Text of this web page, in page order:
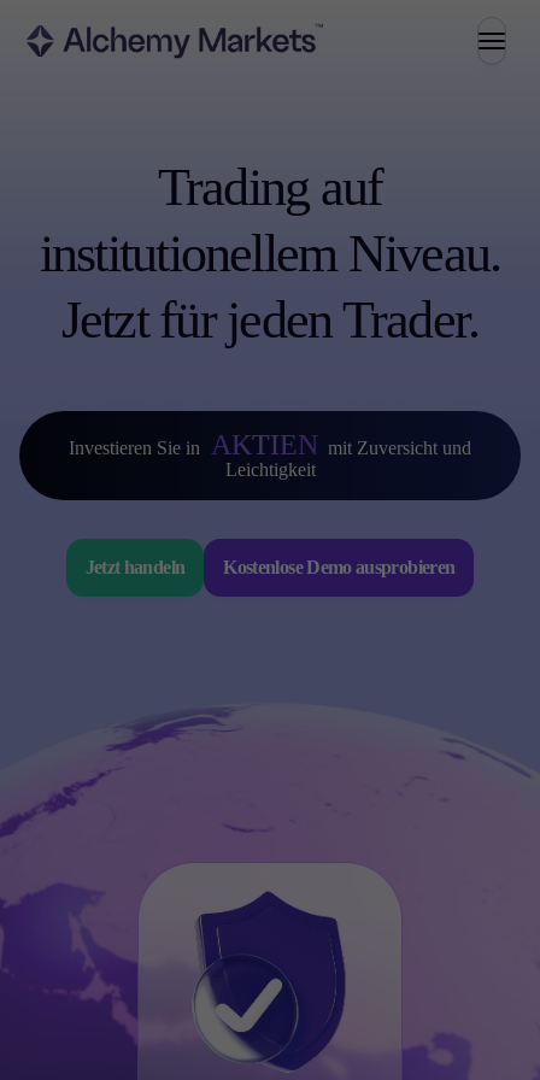
Forex
Aktien
Rohstoffe
Investieren
Institutionell
Copy Trading
Einzahlungen und Abhebungen
Konten
VIP
Plattformen
Trading auf
institutionellem Niveau.
Jetzt für jeden Trader.
Investieren Sie in AKTIEN mit Zuversicht und
Leichtigkeit
Jetzt handeln Kostenlose Demo ausprobieren